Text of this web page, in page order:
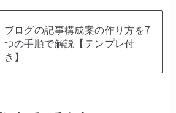
ブログの記事構成案の作り方を7
つの手順で解説【テンプレ付
き】